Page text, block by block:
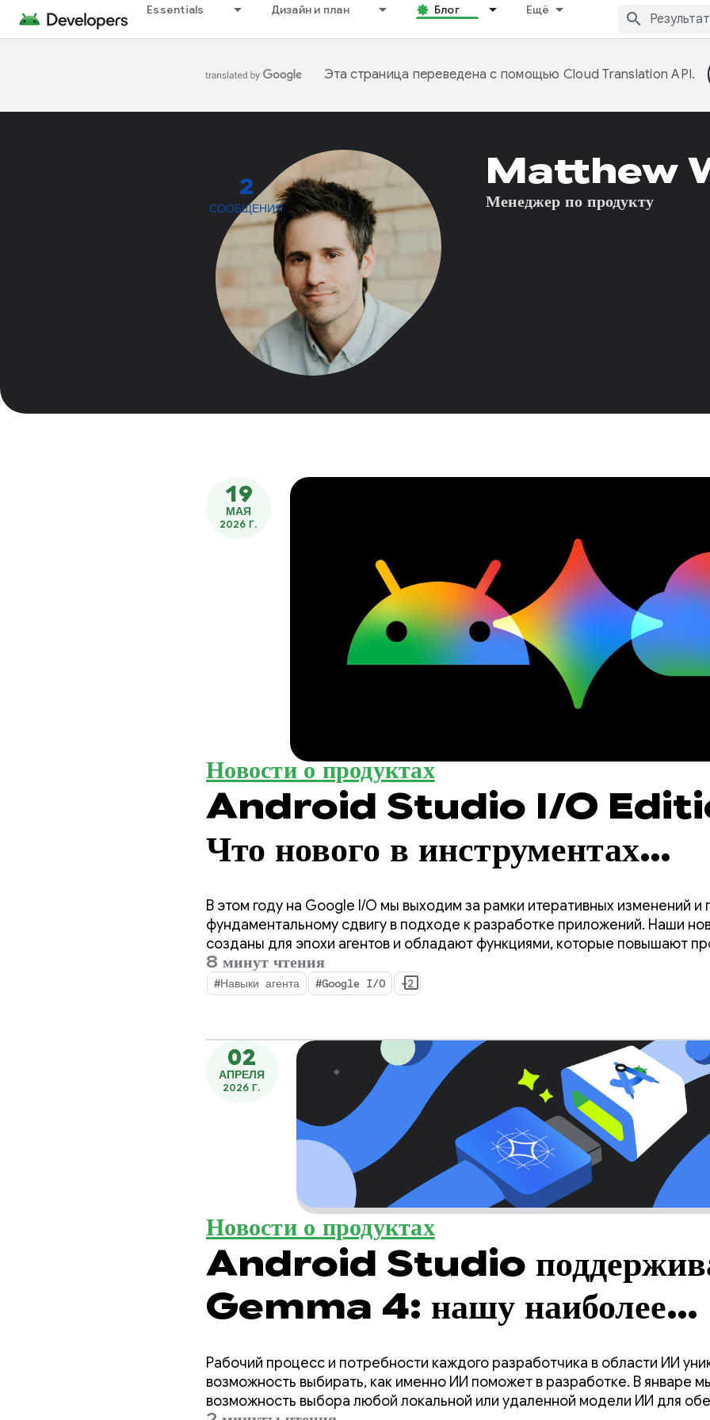
Essentials Дизайн и план Блог Ещё
Эта страница переведена с помощью Cloud Translation API.
2
СООБЩЕНИЯ
Matthew
Менеджер по продукту
19
МАЯ
2026 Г.
Новости о продуктах
Android Studio I/O
Что нового в инструментах
разработчика Android?
В этом году на Google I/O мы выходим за рамки итеративных изменений и
фундаментальному сдвигу в подходе к разработке приложений. Наши
созданы для эпохи агентов и обладают функциями, которые повышают
для вас как разработчика Android, а также значительно улучшают работу
развертываемых в вашем коде.
8 минут чтения
#Навыки агента #Google I/O +2
02
АПРЕЛЯ
2026 Г.
Новости о продуктах
Android Studio
Gemma 4: нашу наиболее
эффективную локальную
агентного программирования.
Рабочий процесс и потребности каждого разработчика в области ИИ
возможность выбирать, как именно ИИ поможет в разработке. В январе
возможность выбора любой локальной или удаленной модели ИИ для